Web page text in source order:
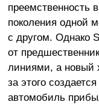
преемственность
поколения одной
с другом. Однако
от
линиями, а новый
за этого
автомобиль